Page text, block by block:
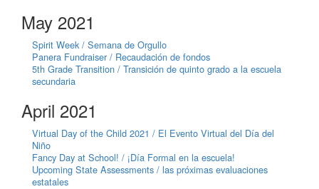
May 2021
Spirit Week / Semana de Orgullo
Panera Fundraiser / Recaudación de fondos
5th Grade Transition / Transición de quinto grado a la escuela
secundaria
April 2021
Virtual Day of the Child 2021 / El Evento Virtual del Día del
Niño
Fancy Day at School! / ¡Día Formal en la escuela!
Upcoming State Assessments / las próximas evaluaciones
estatales